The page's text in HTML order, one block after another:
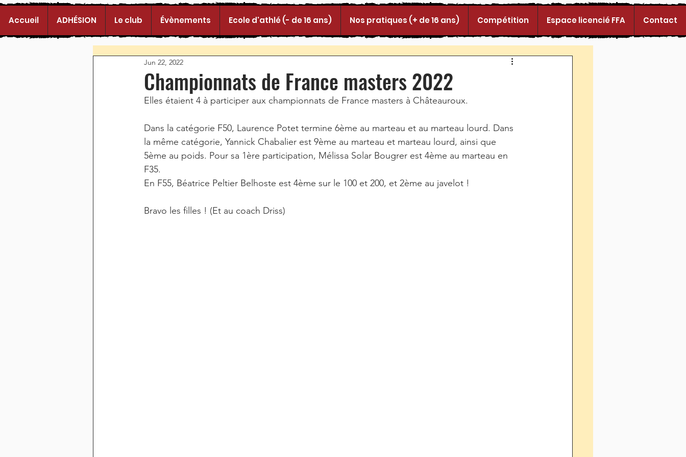
Accueil ADHÉSION Le club Évènements Ecole d'athlé (- de 16 ans) Nos pratiques (+ de 16 ans) Compétition Espace licencié FFA Contact
Championnats de France masters 2022
Jun 22, 2022
Elles étaient 4 à participer aux championnats de France masters à Châteauroux.
Dans la catégorie F50, Laurence Potet termine 6ème au marteau et au marteau lourd. Dans
la même catégorie, Yannick Chabalier est 9ème au marteau et marteau lourd, ainsi que
5ème au poids. Pour sa 1ère participation, Mélissa Solar Bougrer est 4ème au marteau en
F35.
En F55, Béatrice Peltier Belhoste est 4ème sur le 100 et 200, et 2ème au javelot !
Bravo les filles ! (Et au coach Driss)